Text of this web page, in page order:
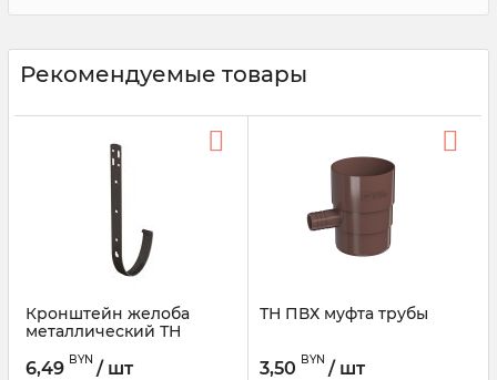
Рекомендуемые товары
Кронштейн желоба
металлический ТН
коричневый
6,49 BYN / шт
ТН ПВХ муфта трубы
3,50 BYN / шт